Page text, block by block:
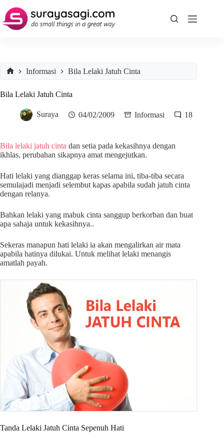
content
Informasi Bila Lelaki Jatuh Cinta
Bila Lelaki Jatuh Cinta
Suraya 04/02/2009 Informasi 18
Bila lelaki jatuh cinta dan setia pada kekasihnya dengan
ikhlas, perubahan sikapnya amat mengejutkan.
Hati lelaki yang dianggap keras selama ini, tiba-tiba secara
semulajadi menjadi selembut kapas apabila sudah jatuh cinta
dengan relanya.
Bahkan lelaki yang mabuk cinta sanggup berkorban dan buat
apa sahaja untuk kekasihnya..
Sekeras manapun hati lelaki ia akan mengalirkan air mata
apabila hatinya dilukai. Untuk melihat lelaki menangis
amatlah payah.
Tanda Lelaki Jatuh Cinta Sepenuh Hati